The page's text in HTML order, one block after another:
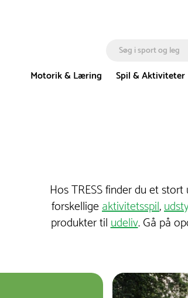
Motorik & Læring
Spil & Aktiviteter
Hos TRESS finder du et
forskelligeaktivitetsspil,
produkter tiludeliv. Gå på